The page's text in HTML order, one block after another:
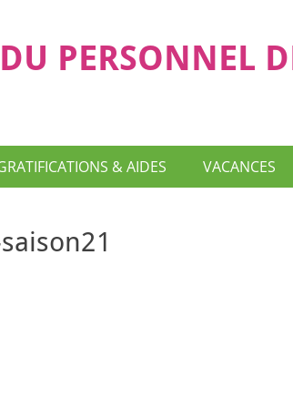
PERSONNEL
& AIDES VACANCES